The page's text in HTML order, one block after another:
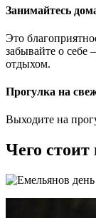
Занимайтесь
Это
забывайте о себе
отдыхом.
Прогулка на
Выходите на
Чего стоит